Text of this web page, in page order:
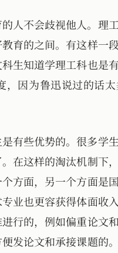
人不会歧视他人。理
育的之间。有这样一
生知道学理工科也是
因为鲁迅说过的话
有些优势的。很多学
在这样的淘汰机制下
方面，另一个方面是
业也更容获得体面收
行的，例如偏重论文
发论文和承接课题的